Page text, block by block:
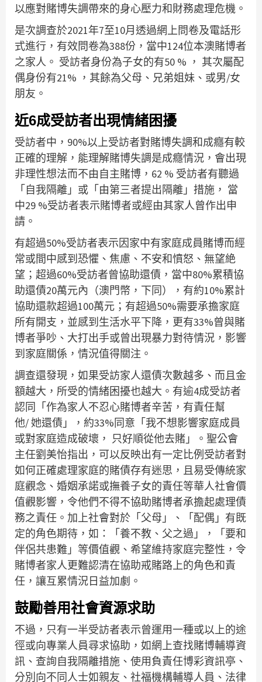
以應對賭博失調帶來的身心壓力和財務處理危機。
是次調查於2021年7至10月透過網上問卷及電話形
式進行，有效問卷為388份，當中124位本澳賭博者
之家人。 受訪者身份為子女的有50 % ， 其次屬配
偶身份有21% ，其餘為父母、兄弟姐妹、或男/女
朋友。
近6成受訪者出現情緒困擾
受訪者中，90%以上受訪者對賭博失調和成癮有較
正確的理解，能理解賭博失調是成癮情況，會出現
非理性想法而不由自主賭博，62 % 受訪者有聽過
「自我隔離」或「由第三者提出隔離」措施， 當
中29 %受訪者表示賭博者或經由其家人曾作出申
請。
有超過50%受訪者表示因家中有家庭成員賭博而經
常或間中感到恐懼、焦慮、不安和憤怒、無望絶
望；超過60%受訪者曾協助還債，當中80%累積協
助還債20萬元內（澳門幣，下同），有約10%累計
協助還款超過100萬元；有超過50%需要承擔家庭
所有開支，並感到生活水平下降，更有33%曾與賭
博者爭吵、大打出手或曾出現暴力對待情況，影響
到家庭關係，情況值得關注。
調查還發現，如果受訪家人還債次數越多、而且金
額越大，所受的情緒困擾也越大。有逾4成受訪者
認同「作為家人不忍心賭博者辛苦，有責任幫
他/ 她還債」，約33%同意「我不想影響家庭成員
或對家庭造成破壞， 只好順從他去賭」。聖公會
主任劉美怡指出，可以反映出有一定比例受訪者對
如何正確處理家庭的賭債存有迷思，且易受傳統家
庭觀念、婚姻承諾或撫養子女的責任等華人社會價
值觀影響，令他們不得不協助賭博者承擔起處理債
務之責任。加上社會對於「父母」、「配偶」有既
定的角色期待，如：「養不教、父之過」，「要和
伴侶共患難」等價值觀、希望維持家庭完整性，令
賭博者家人更難認清在協助戒賭路上的角色和責
任，讓互累情況日益加劇。
鼓勵善用社會資源求助
不過，只有一半受訪者表示曾運用一種或以上的途
徑或向專業人員尋求協助，如網上查找賭博輔導資
訊、查詢自我隔離措施、使用負責任博彩資訊亭、
分別向不同人士如親友、社福機構輔導人員、法律